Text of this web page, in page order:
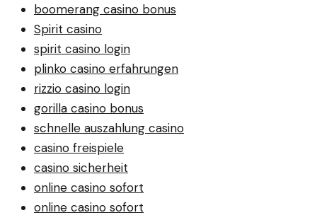
boomerang casino bonus
Spirit casino
spirit casino login
plinko casino erfahrungen
rizzio casino login
gorilla casino bonus
schnelle auszahlung casino
casino freispiele
casino sicherheit
online casino sofort
online casino sofort